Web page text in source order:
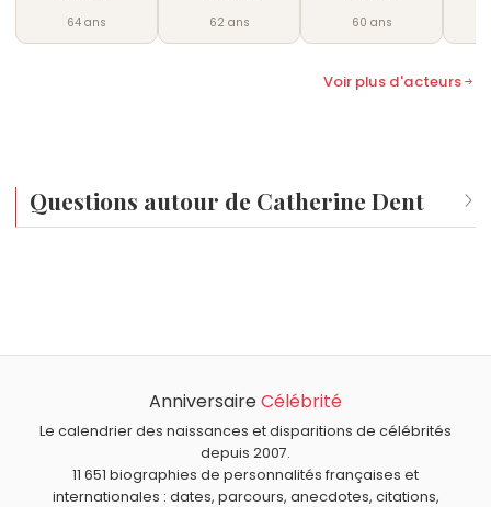
64 ans
62 ans
60 ans
Voir plus d'acteurs
Questions autour de Catherine Dent
Robert Downey Jr.,Sarah Jessica Parker,
Christine EliseetDiane Lanesont nés en 1965.
Quels acteurs américains sont du signe Bélier comme
Catherine Dent ?
Elizabeth Montgomery ,Steve McQueen Kristen Stewart
Leonard NimoyetJennifer Espositosont du signe Bélier.
AnniversaireCélébrité
Le calendrier des naissances et disparitions de célébrités
depuis 2007.
11 651 biographies de personnalités françaises et
internationales : dates, parcours, anecdotes, citations,